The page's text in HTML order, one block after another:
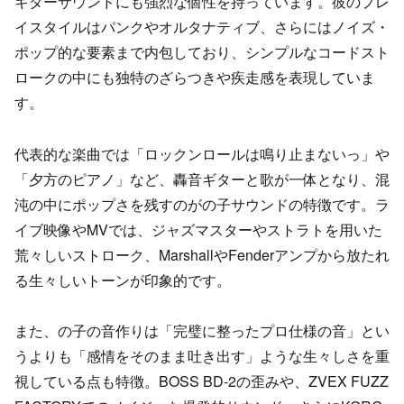
イスタイルはパンクやオルタナティブ、さらにはノイズ・
ポップ的な要素まで内包しており、シンプルなコードスト
ロークの中にも独特のざらつきや疾走感を表現していま
す。
代表的な楽曲では「ロックンロールは鳴り止まないっ」や
「夕方のピアノ」など、轟音ギターと歌が一体となり、混
沌の中にポップさを残すのがの子サウンドの特徴です。ラ
イブ映像やMVでは、ジャズマスターやストラトを用いた
荒々しいストローク、MarshallやFenderアンプから放たれ
る生々しいトーンが印象的です。
また、の子の音作りは「完璧に整ったプロ仕様の音」とい
うよりも「感情をそのまま吐き出す」ような生々しさを重
視している点も特徴。BOSS BD-2の歪みや、ZVEX FUZZ